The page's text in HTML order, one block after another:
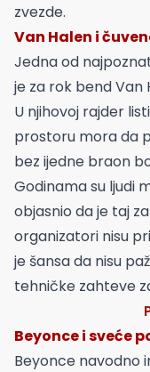
zvezde.
Van Halen i
Jedna od
je za rok bend Van
U njihovoj rajder
prostoru mora da
bez ijedne braon
Godinama su ljudi
objasnio da je taj
organizatori nisu
je šansa da nisu
tehničke zahteve
Beyonce i sveće
Beyonce navodno